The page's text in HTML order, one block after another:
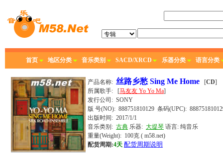
首页 地区分类 音乐类别 SACD/XRCD 乐器分类 语言分类
产品名称: 丝路乡愁 Sing Me Home [CD]
所属歌手: [马友友 Yo Yo Ma]
发行公司: SONY
版 号(NO): 888751810129 条码(UPC):
出版时间: 2017/1/1
音乐类别: 古典 乐器: 大提琴 语言: 纯音乐
重量(Weight): 100克 ( m58.net)
配货周期:4天 配货周期说明